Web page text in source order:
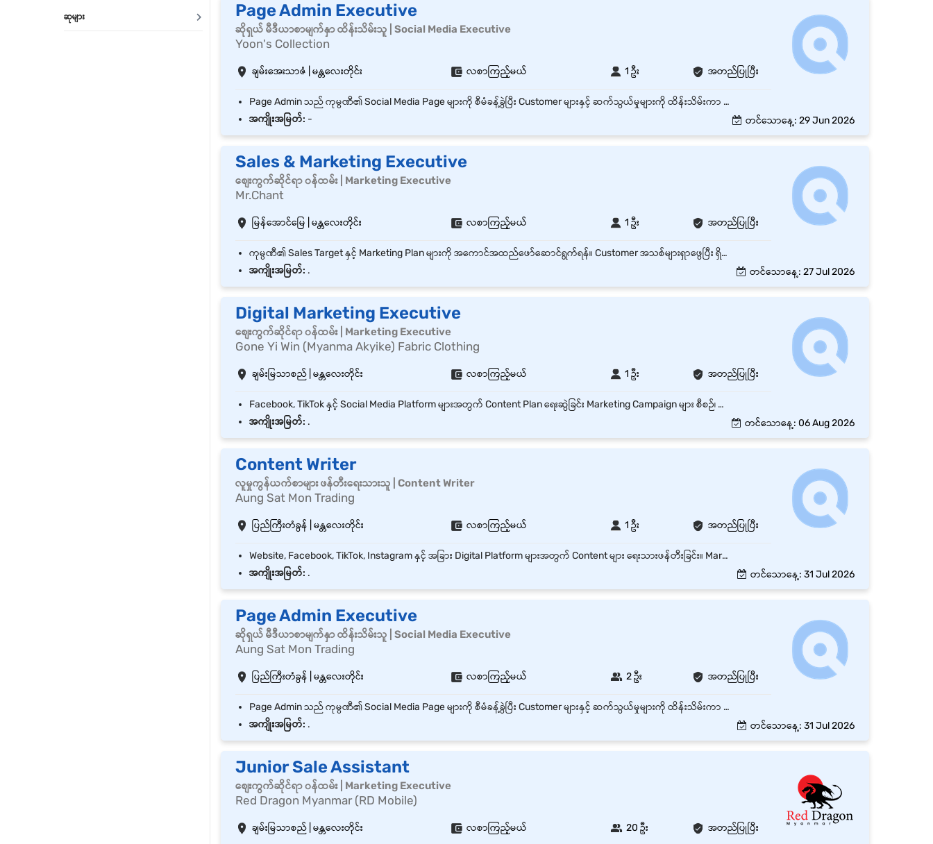
ဆုများ Page Admin Executive
ဆိုရှယ် မီဒီယာစာမျက်နှာ ထိန်းသိမ်းသူ | Social Media Executive
Yoon's Collection
ချမ်းအေးသာဇံ | မန္တလေးတိုင်း လစာကြည့်မယ် 1 ဦး အတည်ပြုပြီး
Page Admin သည် ကုမ္ပဏီ၏ Social Media Page များကို စီမံခန့်ခွဲပြီး Customer များနှင့် ဆက်သွယ်မှုများကို ထိန်းသိမ်းကာ Brand Image တိုးတက်စေရန် တာဝန်ယူဆောင်ရွက်ရမည့် ရာထူးဖြစ်သည်။ 🔹 အဓိကတာဝန်များ Facebook Page / Instagram Page များကို စီမံခန့်ခွဲခြင်း Messenger / Comment များကို အချိန်မီ Reply ပြန်ပေးခြင်း Product / Service များကို Promote လုပ်ရန် Content တင်ခြင်း Customer Inquiry များကို ဖြေကြားပြီး Order / Booking များ လက်ခံခြင်း Page Engagement တိုးတက်စေရန် Campaign / Promotion များ ဆောင်ရွက်ခြင်း Daily Post, Story, Caption များကို စနစ်တကျ တင်ခြင်း Customer Feedback များကို စုဆောင်းပြီး Report ပြုလုပ်ခြင်း Page Performance (Reach, Engagement) ကို စောင့်ကြည့်ခြင်း Marketing Team နှင့် ပူးပေါင်းပြီး Content Plan များ ဆောင်ရွက်ခြင်း
အကျိုးအမြတ်: - တင်သောနေ့: 29 Jun 2026
Sales & Marketing Executive
စျေးကွက်ဆိုင်ရာ ၀န်ထမ်း | Marketing Executive
Mr.Chant
မြန်အောင်မြေ | မန္တလေးတိုင်း လစာကြည့်မယ် 1 ဦး အတည်ပြုပြီး
ကုမ္ပဏီ၏ Sales Target နှင့် Marketing Plan များကို အကောင်အထည်ဖော်ဆောင်ရွက်ရန်။ Customer အသစ်များရှာဖွေပြီး ရှိပြီးသား Customer များနှင့် ရေရှည်ဆက်ဆံရေးတည်ဆောက်ရန်။ Sales Visit များပြုလုပ်၍ Product/Service များကို မိတ်ဆက်ရောင်းချရန်။ Marketing Campaign များ၊ Promotion များနှင့် Event များကို စီစဉ်ဆောင်ရွက်ရန်။ Customer Feedback နှင့် Market Information များကို စုဆောင်းပြီး အစီရင်ခံရန်။ Weekly/Monthly Sales Report များကို ပြင်ဆင်တင်ပြရန်။ Competitor များ၏ လှုပ်ရှားမှုနှင့် Market Trend များကို လေ့လာသုံးသပ်ရန်။ Sales Target ပြည့်မီစေရန် Team နှင့် ပူးပေါင်းဆောင်ရွက်ရန်။ Company Policy နှင့် SOP များကို လိုက်နာဆောင်ရွက်ရန်။
အကျိုးအမြတ်: . တင်သောနေ့: 27 Jul 2026
Digital Marketing Executive
စျေးကွက်ဆိုင်ရာ ၀န်ထမ်း | Marketing Executive
Gone Yi Win (Myanma Akyike) Fabric Clothing
ချမ်းမြသာစည် | မန္တလေးတိုင်း လစာကြည့်မယ် 1 ဦး အတည်ပြုပြီး
Facebook, TikTok နှင့် Social Media Platform များအတွက် Content Plan ရေးဆွဲခြင်း Marketing Campaign များ စီစဉ်၊ အကောင်အထည်ဖော်ခြင်း Facebook Ads နှင့် Boost Campaign များကို စီမံခန့်ခွဲခြင်း Content Creator၊ Designer နှင့် Sales Team များနှင့် ပူးပေါင်းဆောင်ရွက်ခြင်း Marketing Performance ကို Analyze လုပ်ပြီး Report တင်ပြခြင်း Brand Awareness နှင့် Sales တိုးတက်စေရန် Marketing Strategy များ အကောင်အထည်ဖော်ခြင်း
အကျိုးအမြတ်: . တင်သောနေ့: 06 Aug 2026
Content Writer
လူမှုကွန်ယက်စာများ ဖန်တီးရေးသားသူ | Content Writer
Aung Sat Mon Trading
ပြည်ကြီးတံခွန် | မန္တလေးတိုင်း လစာကြည့်မယ် 1 ဦး အတည်ပြုပြီး
Website, Facebook, TikTok, Instagram နှင့် အခြား Digital Platform များအတွက် Content များ ရေးသားဖန်တီးခြင်း။ Marketing Campaign များအတွက် Caption, Article, Blog နှင့် Promotional Content များ ရေးသားခြင်း။ Brand Guideline နှင့် ကိုက်ညီသော Content များ ဖန်တီးနိုင်ခြင်း။ Marketing Team၊ Graphic Designer နှင့် Video Editor တို့နှင့် ပူးပေါင်းဆောင်ရွက်ခြင်း။ Content Calendar အတိုင်း အချိန်မီ Content များ ပြင်ဆင်ရေးသားခြင်း။ Trend များ၊ Audience များ၏ စိတ်ဝင်စားမှုများကို လေ့လာပြီး ဖန်တီးမှုအသစ်များ တင်ပြနိုင်ခြင်း။ လိုအပ်ပါက Product Description၊ Script နှင့် Email Content များ ရေးသားပေးခြင်း။
အကျိုးအမြတ်: . တင်သောနေ့: 31 Jul 2026
Page Admin Executive
ဆိုရှယ် မီဒီယာစာမျက်နှာ ထိန်းသိမ်းသူ | Social Media Executive
Aung Sat Mon Trading
ပြည်ကြီးတံခွန် | မန္တလေးတိုင်း လစာကြည့်မယ် 2 ဦး အတည်ပြုပြီး
Page Admin သည် ကုမ္ပဏီ၏ Social Media Page များကို စီမံခန့်ခွဲပြီး Customer များနှင့် ဆက်သွယ်မှုများကို ထိန်းသိမ်းကာ Brand Image တိုးတက်စေရန် တာဝန်ယူဆောင်ရွက်ရမည့် ရာထူးဖြစ်သည်။ 🔹 အဓိကတာဝန်များ Facebook Page / Instagram Page များကို စီမံခန့်ခွဲခြင်း Messenger / Comment များကို အချိန်မီ Reply ပြန်ပေးခြင်း Product / Service များကို Promote လုပ်ရန် Content တင်ခြင်း Customer Inquiry များကို ဖြေကြားပြီး Order / Booking များ လက်ခံခြင်း Page Engagement တိုးတက်စေရန် Campaign / Promotion များ ဆောင်ရွက်ခြင်း Daily Post, Story, Caption များကို စနစ်တကျ တင်ခြင်း Customer Feedback များကို စုဆောင်းပြီး Report ပြုလုပ်ခြင်း Page Performance (Reach, Engagement) ကို စောင့်ကြည့်ခြင်း Marketing Team နှင့် ပူးပေါင်းပြီး Content Plan များ ဆောင်ရွက်ခြင်း
အကျိုးအမြတ်: . တင်သောနေ့: 31 Jul 2026
Junior Sale Assistant
စျေးကွက်ဆိုင်ရာ ၀န်ထမ်း | Marketing Executive
Red Dragon Myanmar (RD Mobile)
ချမ်းမြသာစည် | မန္တလေးတိုင်း လစာကြည့်မယ် 20 ဦး အတည်ပြုပြီး